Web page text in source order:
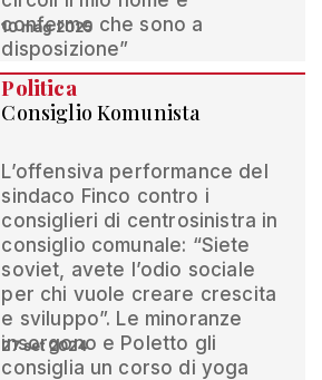
confermo che sono a
disposizione”
10 mag 2025
Politica
Consiglio Komunista
L’offensiva performance del
sindaco Finco contro i
consiglieri di centrosinistra in
consiglio comunale: “Siete
soviet, avete l’odio sociale
per chi vuole creare crescita
e sviluppo”. Le minoranze
insorgono e Poletto gli
consiglia un corso di yoga
27 set 2024